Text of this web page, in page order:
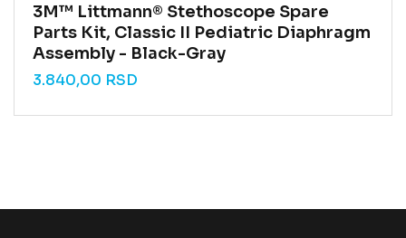
3M™ Littmann® Stethoscope Spare
Parts Kit, Classic II Pediatric Diaphragm
Assembly - Black-Gray
3.840,00 RSD